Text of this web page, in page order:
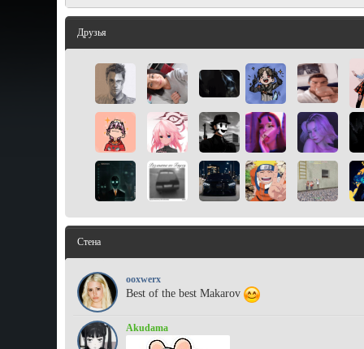
Друзья
Стена
ooxwerx
Best of the best Makarov
Akudama